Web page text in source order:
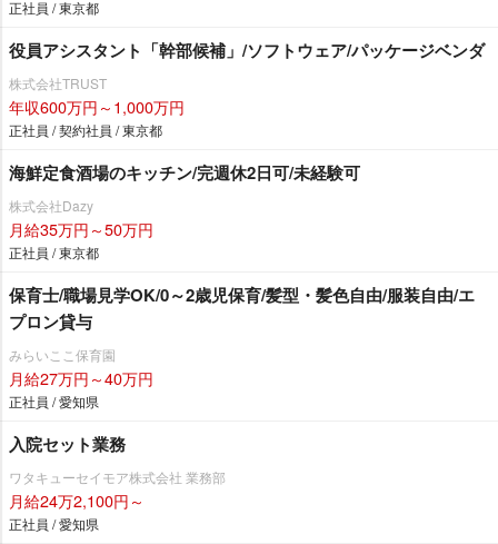
正社員 / 東京都
役員アシスタント「幹部候補」/ソフトウェア/パッケージベンダ
株式会社TRUST
年収600万円～1,000万円
正社員 / 契約社員 / 東京都
海鮮定食酒場のキッチン/完週休2日可/未経験可
株式会社Dazy
月給35万円～50万円
正社員 / 東京都
保育士/職場見学OK/0～2歳児保育/髪型・髪色自由/服装自由/エ
プロン貸与
みらいここ保育園
月給27万円～40万円
正社員 / 愛知県
入院セット業務
ワタキューセイモア株式会社 業務部
月給24万2,100円～
正社員 / 愛知県